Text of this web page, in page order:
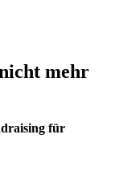
mehr
für